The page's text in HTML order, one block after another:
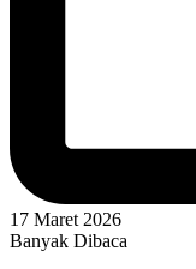
17 Maret 2026
Banyak Dibaca